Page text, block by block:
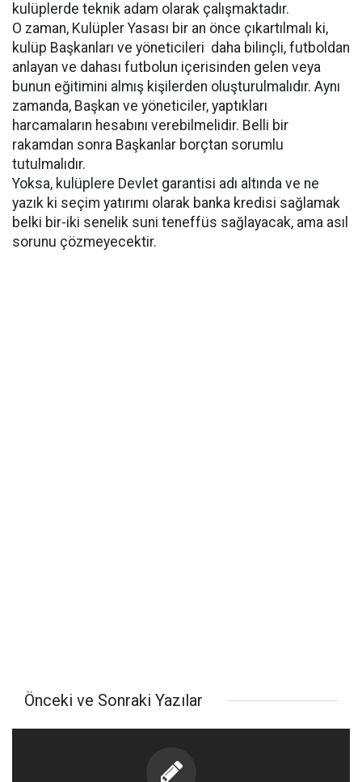
kulüplerde teknik adam olarak çalışmaktadır.
O zaman, Kulüpler Yasası bir an önce çıkartılmalı ki,
kulüp Başkanları ve yöneticileri daha bilinçli, futboldan
anlayan ve dahası futbolun içerisinden gelen veya
bunun eğitimini almış kişilerden oluşturulmalıdır. Aynı
zamanda, Başkan ve yöneticiler, yaptıkları
harcamaların hesabını verebilmelidir. Belli bir
rakamdan sonra Başkanlar borçtan sorumlu
tutulmalıdır.
Yoksa, kulüplere Devlet garantisi adı altında ve ne
yazık ki seçim yatırımı olarak banka kredisi sağlamak
belki bir-iki senelik suni teneffüs sağlayacak, ama asıl
sorunu çözmeyecektir.
Önceki ve Sonraki Yazılar